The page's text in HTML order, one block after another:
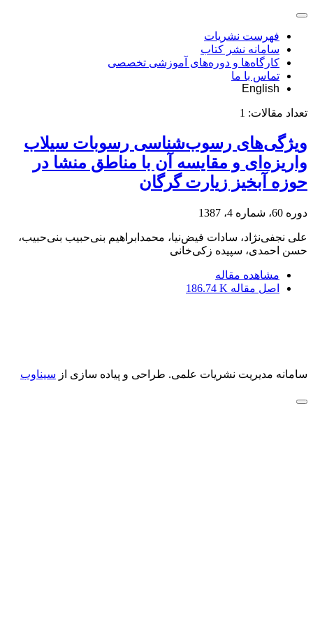
فهرست نشریات
سامانه نشر کتاب
کارگاه‌ها و دوره‌های آموزشی تخصصی
تماس با ما
English
تعداد مقالات: 1
ویژگی‌های رسوب‌شناسی رسوبات سیلاب
واریزه‌ای و مقایسه آن با مناطق منشا در
حوزه آبخیز زیارت گرگان
دوره 60، شماره 4، 1387
علی نجفی‌نژاد، سادات فیض‌نیا، محمدابراهیم بنی‌حبیب بنی‌حبیب،
حسن احمدی، سپیده زکی‌خانی
مشاهده مقاله
اصل مقاله 186.74 K
سامانه مدیریت نشریات علمی. طراحی و پیاده سازی از سیناوب